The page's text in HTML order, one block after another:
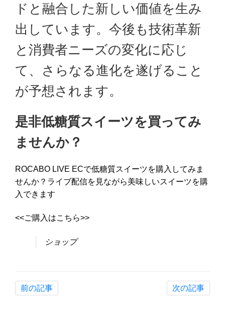
ドと融合した新しい価値を生み
出しています。今後も技術革新
と消費者ニーズの変化に応じ
て、さらなる進化を遂げること
が予想されます。
是非低糖質スイーツを買ってみ
ませんか？
ROCABO LIVE ECで低糖質スイーツを購入してみま
せんか？ライブ配信を見ながら美味しいスイーツを購
入できます
<<ご購入はこちら>>
ショップ
前の記事 次の記事